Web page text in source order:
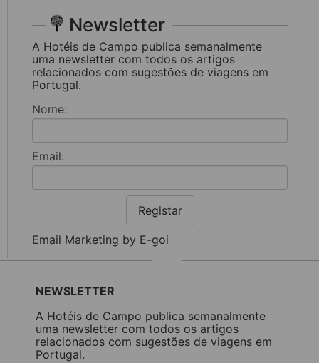
Newsletter
A Hotéis de Campo publica semanalmente
uma newsletter com todos os artigos
relacionados com sugestões de viagens em
Portugal.
Nome:
Email:
Registar
Email Marketing by E-goi
NEWSLETTER
A Hotéis de Campo publica semanalmente
uma newsletter com todos os artigos
relacionados com sugestões de viagens em
Portugal.